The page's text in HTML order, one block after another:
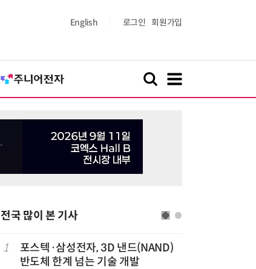
English 로그인 회원가입
전국 많이 본 기사
1
포스텍·삼성전자, 3D 낸드(NAND)
반도체 한계 넘는 기술 개발